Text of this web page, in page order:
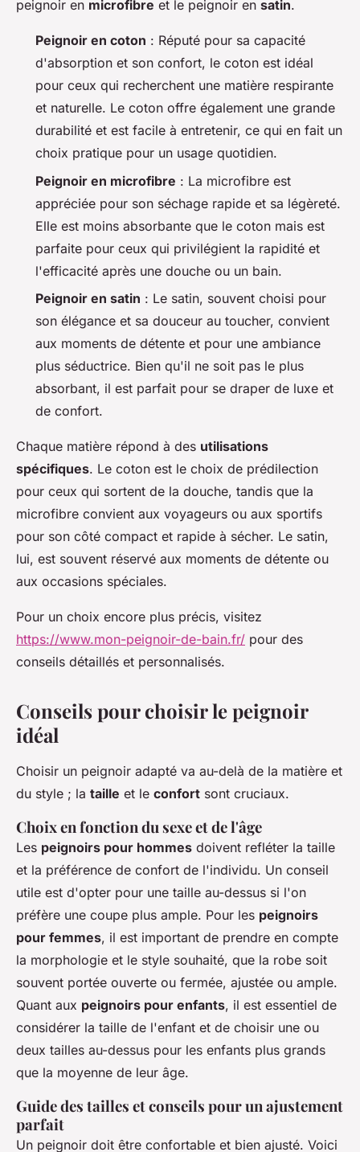
peignoir en microfibre et le peignoir en satin.
Peignoir en coton : Réputé pour sa capacité
d'absorption et son confort, le coton est idéal
pour ceux qui recherchent une matière respirante
et naturelle. Le coton offre également une grande
durabilité et est facile à entretenir, ce qui en fait un
choix pratique pour un usage quotidien.
Peignoir en microfibre : La microfibre est
appréciée pour son séchage rapide et sa légèreté.
Elle est moins absorbante que le coton mais est
parfaite pour ceux qui privilégient la rapidité et
l'efficacité après une douche ou un bain.
Peignoir en satin : Le satin, souvent choisi pour
son élégance et sa douceur au toucher, convient
aux moments de détente et pour une ambiance
plus séductrice. Bien qu'il ne soit pas le plus
absorbant, il est parfait pour se draper de luxe et
de confort.
Chaque matière répond à des utilisations
spécifiques. Le coton est le choix de prédilection
pour ceux qui sortent de la douche, tandis que la
microfibre convient aux voyageurs ou aux sportifs
pour son côté compact et rapide à sécher. Le satin,
lui, est souvent réservé aux moments de détente ou
aux occasions spéciales.
Pour un choix encore plus précis, visitez
https://www.mon-peignoir-de-bain.fr/ pour des
conseils détaillés et personnalisés.
Conseils pour choisir le peignoir
idéal
Choisir un peignoir adapté va au-delà de la matière et
du style ; la taille et le confort sont cruciaux.
Choix en fonction du sexe et de l'âge
Les peignoirs pour hommes doivent refléter la taille
et la préférence de confort de l'individu. Un conseil
utile est d'opter pour une taille au-dessus si l'on
préfère une coupe plus ample. Pour les peignoirs
pour femmes, il est important de prendre en compte
la morphologie et le style souhaité, que la robe soit
souvent portée ouverte ou fermée, ajustée ou ample.
Quant aux peignoirs pour enfants, il est essentiel de
considérer la taille de l'enfant et de choisir une ou
deux tailles au-dessus pour les enfants plus grands
que la moyenne de leur âge.
Guide des tailles et conseils pour un ajustement
parfait
Un peignoir doit être confortable et bien ajusté. Voici